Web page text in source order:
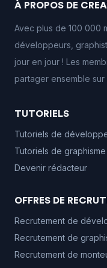
À PROPOS DE
Avec plus de 100 000
développeurs,
jour en jour ! Les
partager ensemble
TUTORIELS
Tutoriels de
Tutoriels de graphisme
Devenir rédacteur
OFFRES DE
Recrutement de
Recrutement de
Recrutement de